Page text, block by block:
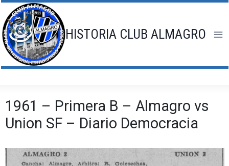
Saltar
al
contenido
HISTORIA CLUB ALMAGRO
1961 – Primera B – Almagro vs
Union SF – Diario Democracia